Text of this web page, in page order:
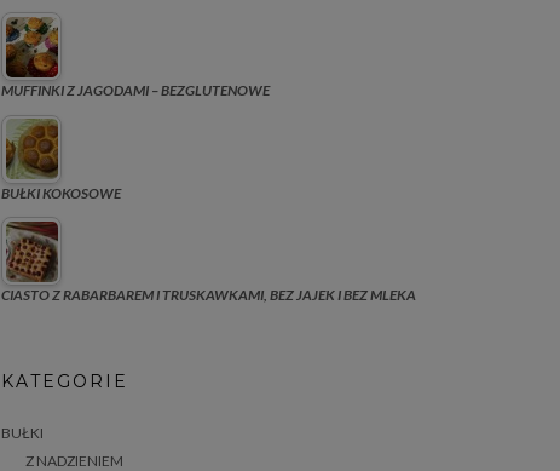
MUFFINKI Z JAGODAMI – BEZGLUTENOWE
BUŁKI KOKOSOWE
CIASTO Z RABARBAREM I TRUSKAWKAMI, BEZ JAJEK I BEZ MLEKA
KATEGORIE
BUŁKI
Z NADZIENIEM